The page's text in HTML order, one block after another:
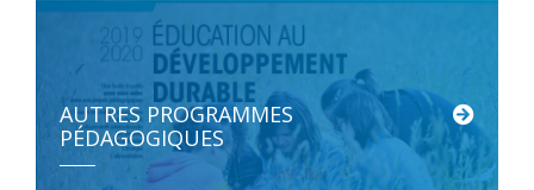
AUTRES PROGRAMMES
PÉDAGOGIQUES